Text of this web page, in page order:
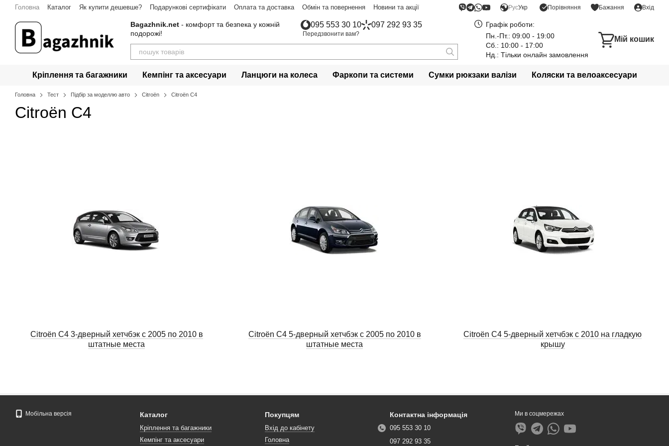
Перейти до основного контенту
Головна Каталог Як купити дешевше? Подарункові сертифікати Оплата та доставка Обмін та повернення
Новини та акції
РусУкр Порівняння Бажання Вхід
Bagazhnik.net - комфорт та безпека у кожній
подорожі!
095 553 30 10 097 292 93 35
Передзвонити вам?
Графік роботи:
Пн.-Пт.: 09:00 - 19:00
Сб.: 10:00 - 17:00
Нд.: Тільки онлайн замовлення
Мій кошик
Кріплення та багажники Кемпінг та аксесуари Ланцюги на колеса Фаркопи та системи Сумки рюкзаки валізи Коляски та велоаксесуари
Головна Тест Підбір за моделлю авто Citroën Citroën C4
Citroën C4
Citroën C4 3-дверный хетчбэк с 2005 по 2010 в
штатные места
Citroën C4 5-дверный хетчбэк с 2005 по 2010 в
штатные места
Citroën C4 5-дверный хетчбэк с 2010 на гладкую
крышу
Мобільна версія Каталог
Кріплення та багажники
Кемпінг та аксесуари
Покупцям
Вхід до кабінету
Головна
Контактна інформація
095 553 30 10
097 292 93 35
Ми в соцмережах